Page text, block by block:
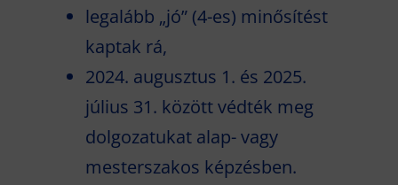
legalább „jó” (4-es) minősítést
kaptak rá,
2024. augusztus 1. és 2025.
július 31. között védték meg
dolgozatukat alap- vagy
mesterszakos képzésben.